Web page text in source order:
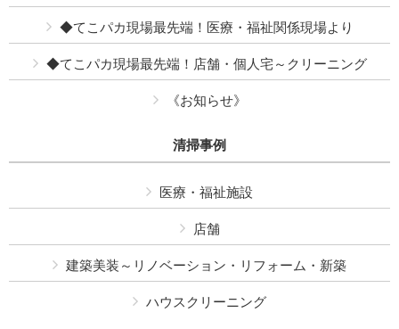
◆てこパカ現場最先端！医療・福祉関係現場より
◆てこパカ現場最先端！店舗・個人宅～クリーニング
《お知らせ》
清掃事例
医療・福祉施設
店舗
建築美装～リノベーション・リフォーム・新築
ハウスクリーニング